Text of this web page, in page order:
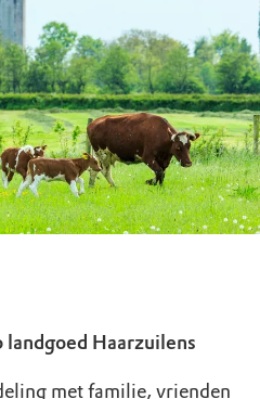
Haarzuilens
met familie, vrienden